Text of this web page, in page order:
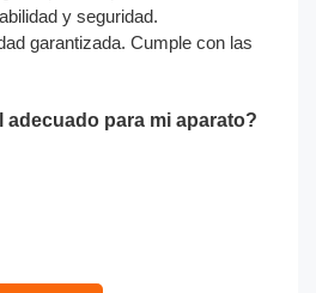
y seguridad.
garantizada. Cumple con las
adecuado para mi aparato?